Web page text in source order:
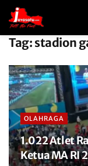
Tag: stadion
OLAHRAGA
1.022 Atlet
Ketua MA RI